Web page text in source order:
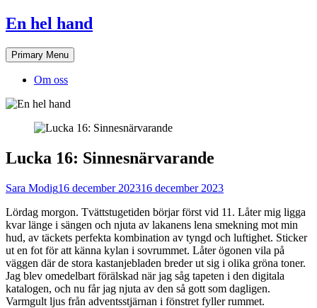
Skip
to
content
En hel hand
Primary Menu
Om oss
Lucka 16: Sinnesnärvarande
Sara Modig16 december 202316 december 2023
Lördag morgon. Tvättstugetiden börjar först vid 11. Låter mig ligga
kvar länge i sängen och njuta av lakanens lena smekning mot min
hud, av täckets perfekta kombination av tyngd och luftighet. Sticker
ut en fot för att känna kylan i sovrummet. Låter ögonen vila på
väggen där de stora kastanjebladen breder ut sig i olika gröna toner.
Jag blev omedelbart förälskad när jag såg tapeten i den digitala
katalogen, och nu får jag njuta av den så gott som dagligen.
Varmgult ljus från adventsstjärnan i fönstret fyller rummet.